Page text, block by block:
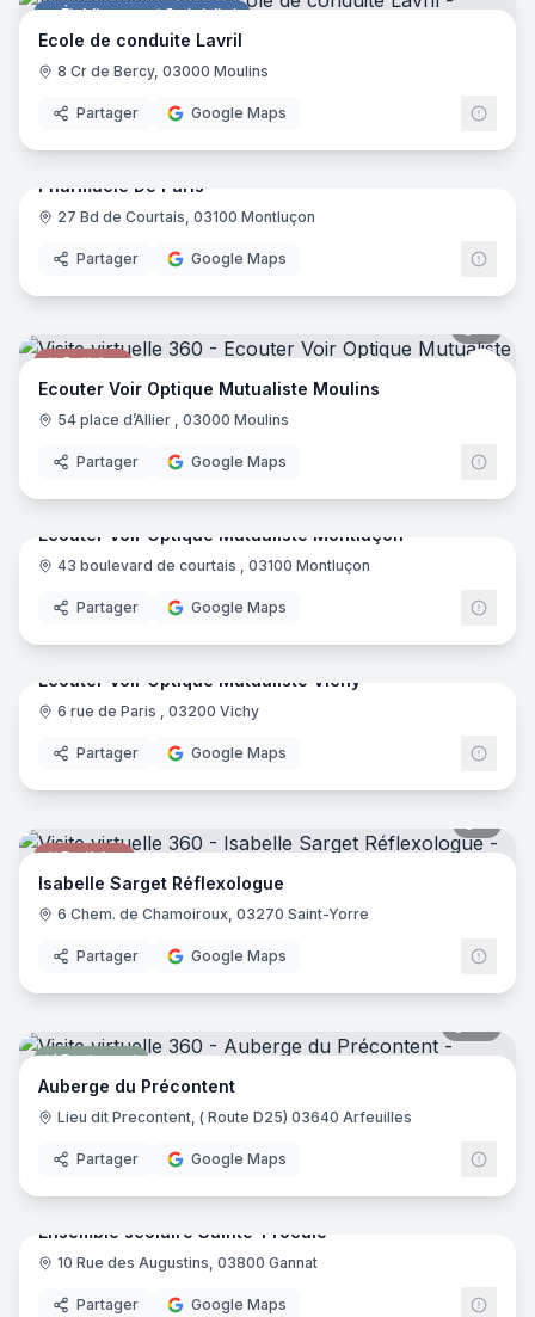
Établissement Spécialisé
Ecole de conduite Lavril
8 Cr de Bercy, 03000 Moulins
Partager Google Maps
Pharmacie
11
Pharmacie De Paris
27 Bd de Courtais, 03100 Montluçon
Partager Google Maps
Opticien
Ecouter Voir Optique Mutualiste Moulins
54 place d’Allier , 03000 Moulins
Partager Google Maps
Opticien
Ecouter Voir Optique Mutualiste Montluçon
43 boulevard de courtais , 03100 Montluçon
Partager Google Maps
Opticien
14
Ecouter Voir Optique Mutualiste Vichy
6 rue de Paris , 03200 Vichy
Partager Google Maps
Praticien
Isabelle Sarget Réflexologue
6 Chem. de Chamoiroux, 03270 Saint-Yorre
Partager Google Maps
Restaurant
Auberge du Précontent
Lieu dit Precontent, ( Route D25) 03640 Arfeuilles
Partager Google Maps
Enseignement Scolaire
17
Ensemble scolaire Sainte-Procule
10 Rue des Augustins, 03800 Gannat
Partager Google Maps